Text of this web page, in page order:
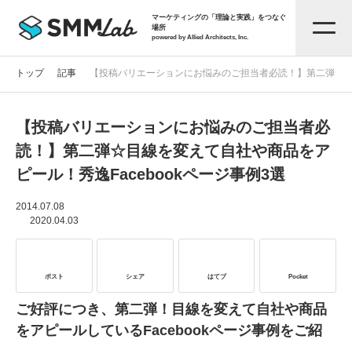
マーケティングの「理論と実践」をつなぐ
場所
powered by Allied Architects, Inc.
記事一覧
タグから探す
お役立ち資料
サービス資料
トップ 記事 【投稿バリエーションにお悩みのご担当者必読！】第二弾
【投稿バリエーションにお悩みのご担当者必
読！】第二弾☆目線を変えて自社や商品をア
ピール！秀逸Facebookページ事例3選
2014.07.08
2020.04.03
ポスト シェア はてブ Pocket
ご好評につき、第二弾！目線を変えて自社や商品
をアピールしているFacebookページ事例をご紹